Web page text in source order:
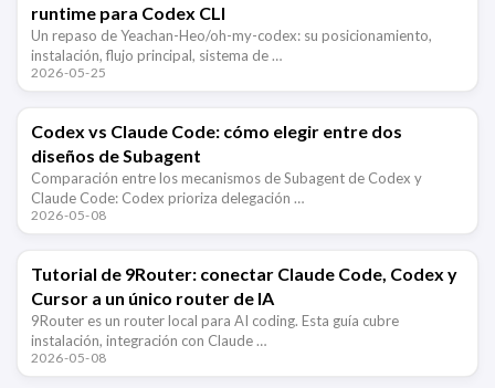
runtime para Codex CLI
Un repaso de Yeachan-Heo/oh-my-codex: su posicionamiento,
instalación, flujo principal, sistema de …
2026-05-25
Codex vs Claude Code: cómo elegir entre dos
diseños de Subagent
Comparación entre los mecanismos de Subagent de Codex y
Claude Code: Codex prioriza delegación …
2026-05-08
Tutorial de 9Router: conectar Claude Code, Codex y
Cursor a un único router de IA
9Router es un router local para AI coding. Esta guía cubre
instalación, integración con Claude …
2026-05-08